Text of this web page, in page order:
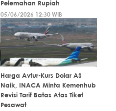
Pelemahan Rupiah
05/06/2026 12:30 WIB
Harga Avtur-Kurs Dolar AS
Naik, INACA Minta Kemenhub
Revisi Tarif Batas Atas Tiket
Pesawat